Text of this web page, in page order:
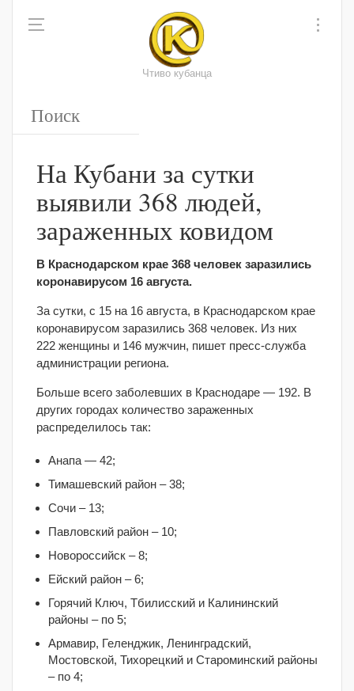
Чтиво кубанца
На Кубани за сутки
выявили 368 людей,
зараженных ковидом
В Краснодарском крае 368 человек заразились
коронавирусом 16 августа.
За сутки, с 15 на 16 августа, в Краснодарском крае
коронавирусом заразились 368 человек. Из них
222 женщины и 146 мужчин, пишет пресс-служба
администрации региона.
Больше всего заболевших в Краснодаре — 192. В
других городах количество зараженных
распределилось так:
Анапа — 42;
Тимашевский район – 38;
Сочи – 13;
Павловский район – 10;
Новороссийск – 8;
Ейский район – 6;
Горячий Ключ, Тбилисский и Калининский
районы – по 5;
Армавир, Геленджик, Ленинградский,
Мостовской, Тихорецкий и Староминский районы
– по 4;